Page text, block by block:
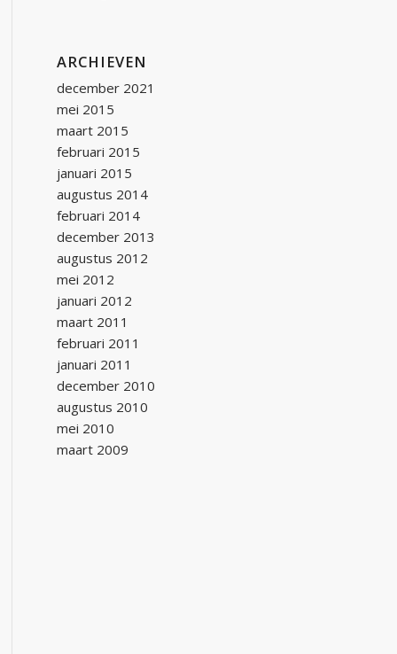
ARCHIEVEN
december 2021
mei 2015
maart 2015
februari 2015
januari 2015
augustus 2014
februari 2014
december 2013
augustus 2012
mei 2012
januari 2012
maart 2011
februari 2011
januari 2011
december 2010
augustus 2010
mei 2010
maart 2009